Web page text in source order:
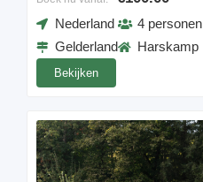
Nederland
Gelderland
4 personen
Harskamp
Bekijken